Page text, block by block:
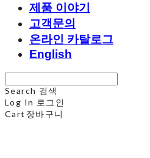
제품 이야기
고객문의
온라인 카탈로그
English
Search 검색
Log In 로그인
Cart 장바구니